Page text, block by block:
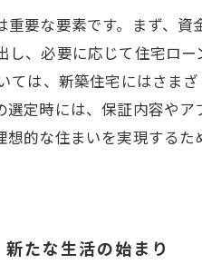
要な要素です。まず、
、必要に応じて住宅ロ
ては、新築住宅にはさま
定時には、保証内容や
的な住まいを実現する
たな生活の始まり